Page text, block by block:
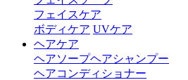
フェイスケア
ボディケア UVケア
ヘアケア
ヘアソープヘアシャンプー
ヘアコンディショナー